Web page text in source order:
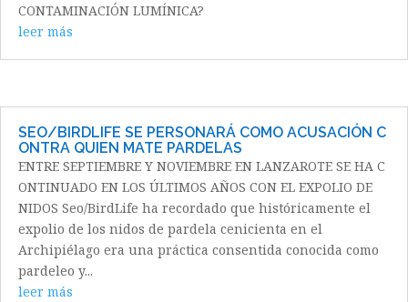
CONTAMINACIÓN LUMÍNICA?
leer más
SEO/BIRDLIFE SE PERSONARÁ COMO ACUSACIÓN C
ONTRA QUIEN MATE PARDELAS
ENTRE SEPTIEMBRE Y NOVIEMBRE EN LANZAROTE SE HA C
ONTINUADO EN LOS ÚLTIMOS AÑOS CON EL EXPOLIO DE
NIDOS Seo/BirdLife ha recordado que históricamente el
expolio de los nidos de pardela cenicienta en el
Archipiélago era una práctica consentida conocida como
pardeleo y...
leer más